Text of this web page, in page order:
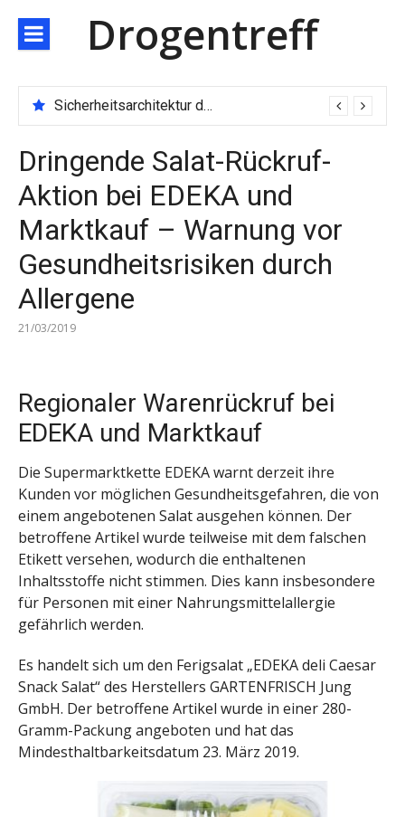
zum
Inhalt
Drogentreff
Sicherheitsarchitektur der nächsten Generation: JARXE kombiniert Multi-Wallet und MPC als Schutzschild für digitales Vertrauen
Dringende Salat-Rückruf-
Aktion bei EDEKA und
Marktkauf – Warnung vor
Gesundheitsrisiken durch
Allergene
21/03/2019
Regionaler Warenrückruf bei
EDEKA und Marktkauf
Die Supermarktkette EDEKA warnt derzeit ihre
Kunden vor möglichen Gesundheitsgefahren, die von
einem angebotenen Salat ausgehen können. Der
betroffene Artikel wurde teilweise mit dem falschen
Etikett versehen, wodurch die enthaltenen
Inhaltsstoffe nicht stimmen. Dies kann insbesondere
für Personen mit einer Nahrungsmittelallergie
gefährlich werden.
Es handelt sich um den Ferigsalat „EDEKA deli Caesar
Snack Salat“ des Herstellers GARTENFRISCH Jung
GmbH. Der betroffene Artikel wurde in einer 280-
Gramm-Packung angeboten und hat das
Mindesthaltbarkeitsdatum 23. März 2019.